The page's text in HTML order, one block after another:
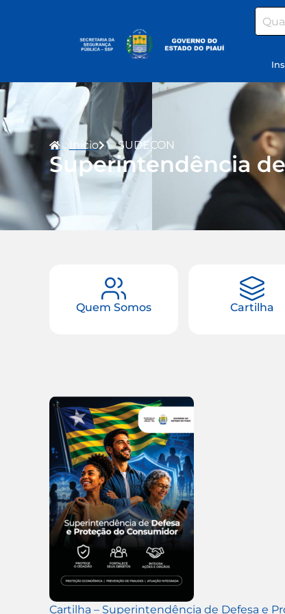
Início SUDECON
Superintendência
Quem Somos Cartilha
Cartilha – Superintendência de Defesa e